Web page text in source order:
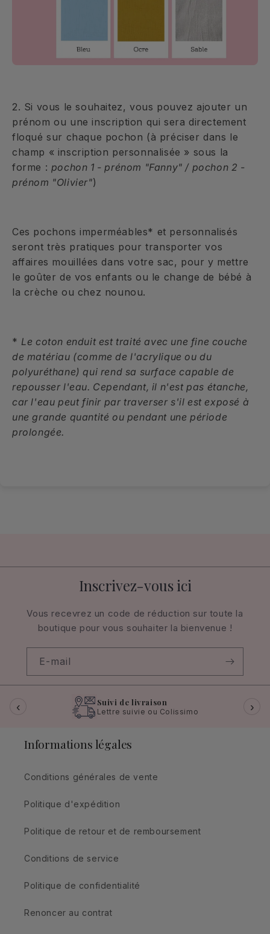
2. Si vous le souhaitez, vous pouvez ajouter un
prénom ou une inscription qui sera directement
floqué sur chaque pochon (à préciser dans le
champ « inscription personnalisée » sous la
forme : pochon 1 - prénom "Fanny" / pochon 2 -
prénom "Olivier")
Ces pochons imperméables* et personnalisés
seront très pratiques pour transporter vos
affaires mouillées dans votre sac, pour y mettre
le goûter de vos enfants ou le change de bébé à
la crèche ou chez nounou.
* Le coton enduit est traité avec une fine couche
de matériau (comme de l'acrylique ou du
polyuréthane) qui rend sa surface capable de
repousser l'eau. Cependant, il n'est pas étanche,
car l'eau peut finir par traverser s'il est exposé à
une grande quantité ou pendant une période
prolongée.
Inscrivez-vous ici
Vous recevrez un code de réduction sur toute la
boutique pour vous souhaiter la bienvenue !
E-mail
‹ Suivi de livraison
Lettre suivie ou Colissimo ›
Informations légales
Conditions générales de vente
Politique d'expédition
Politique de retour et de remboursement
Conditions de service
Politique de confidentialité
Renoncer au contrat